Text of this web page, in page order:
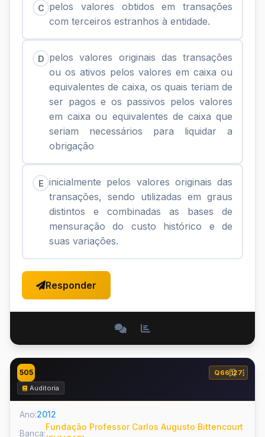
C pelos valores obtidos em transações
com terceiros estranhos à entidade.
D pelos valores originais das transações
ou os ativos pelos valores em caixa ou
equivalentes de caixa, os quais teriam de
ser pagos e os passivos pelos valores
em caixa ou equivalentes de caixa que
seriam necessários para liquidar a
obrigação
E inicialmente pelos valores originais das
transações, sendo utilizadas em graus
distintos e combinadas as bases de
mensuração do custo histórico e de
suas variações.
Responder
505
Q66127
Auditoria
Ano:2012
Banca:
Fundação Professor Carlos Augusto Bittencourt